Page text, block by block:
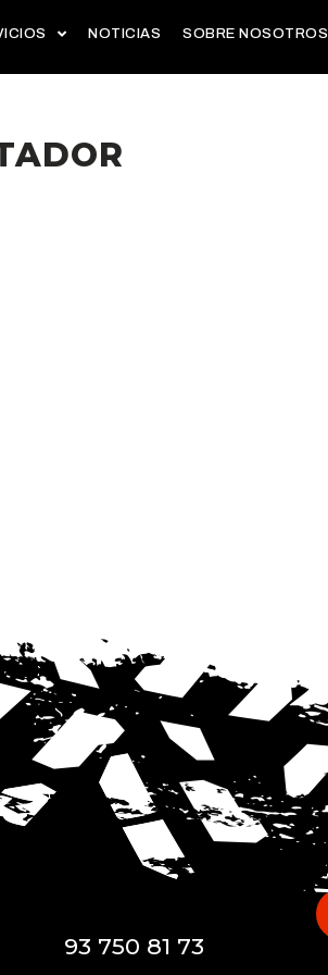
NOTICIAS SOBRE NOSOTROS
93 750 81 73